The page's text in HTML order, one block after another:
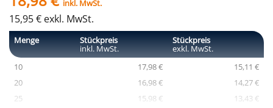
inkl. MwSt.
15,95 € exkl. MwSt.
Menge Stückpreis
inkl. MwSt.
Stückpreis
exkl. MwSt.
10
17,98 €
15,11 €
20
16,98 €
14,27 €
25
15,98 €
13,43 €